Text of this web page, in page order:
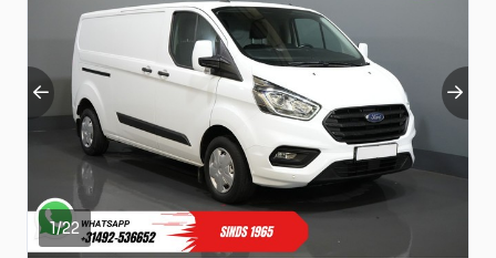
1/22